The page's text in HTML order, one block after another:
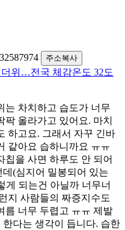
주소복사
위…전국 체감온도 32도
는 차치하고 습도가 너무
올라가고 있어요. 마치
하고요. 그래서 자꾸 긴바
같아요 습하니까요 ㅠㅠ
칩을 사면 하루도 안 되어
(심지어 밀봉되어 있는
게 되는건 아닐까 너무너
지 사람들의 짜증지수도
름 너무 두렵고 ㅠㅠ 제발
다는 생각이 듭니다. 습한